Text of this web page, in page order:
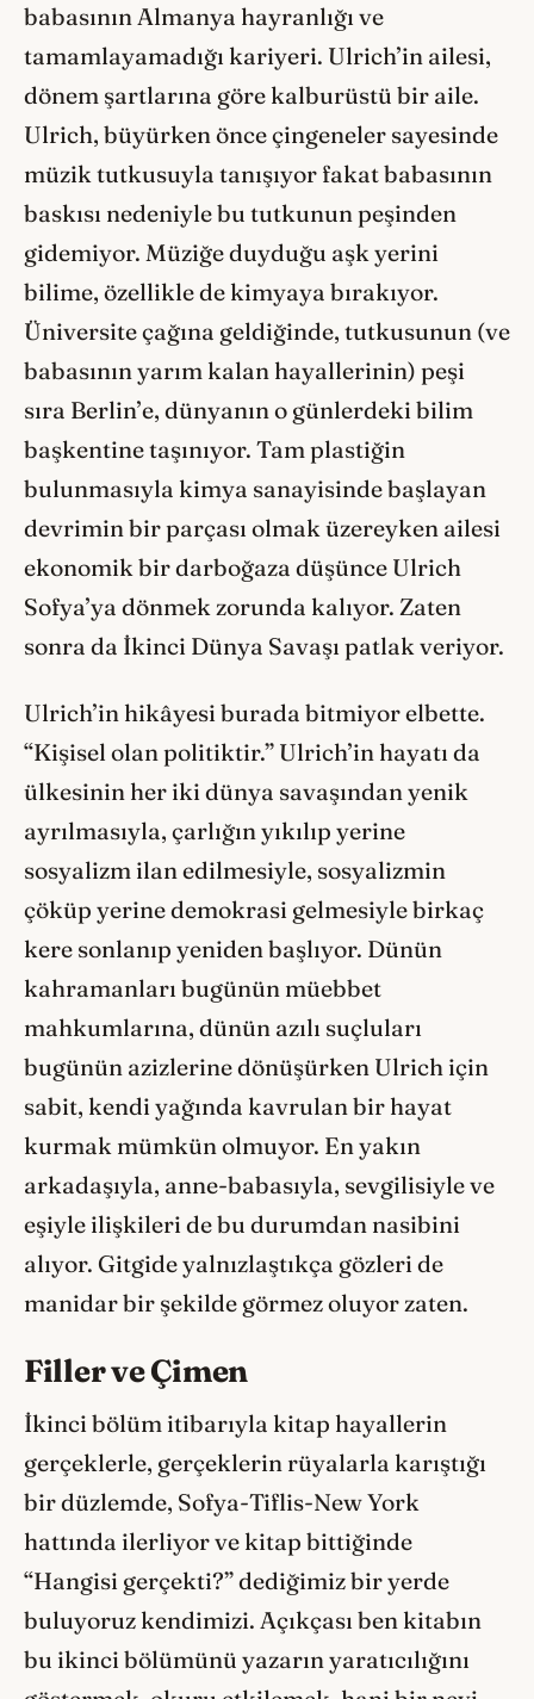
babasının Almanya hayranlığı ve
tamamlayamadığı kariyeri. Ulrich’in ailesi,
dönem şartlarına göre kalburüstü bir aile.
Ulrich, büyürken önce çingeneler sayesinde
müzik tutkusuyla tanışıyor fakat babasının
baskısı nedeniyle bu tutkunun peşinden
gidemiyor. Müziğe duyduğu aşk yerini
bilime, özellikle de kimyaya bırakıyor.
Üniversite çağına geldiğinde, tutkusunun (ve
babasının yarım kalan hayallerinin) peşi
sıra Berlin’e, dünyanın o günlerdeki bilim
başkentine taşınıyor. Tam plastiğin
bulunmasıyla kimya sanayisinde başlayan
devrimin bir parçası olmak üzereyken ailesi
ekonomik bir darboğaza düşünce Ulrich
Sofya’ya dönmek zorunda kalıyor. Zaten
sonra da İkinci Dünya Savaşı patlak veriyor.
Ulrich’in hikâyesi burada bitmiyor elbette.
“Kişisel olan politiktir.” Ulrich’in hayatı da
ülkesinin her iki dünya savaşından yenik
ayrılmasıyla, çarlığın yıkılıp yerine
sosyalizm ilan edilmesiyle, sosyalizmin
çöküp yerine demokrasi gelmesiyle birkaç
kere sonlanıp yeniden başlıyor. Dünün
kahramanları bugünün müebbet
mahkumlarına, dünün azılı suçluları
bugünün azizlerine dönüşürken Ulrich için
sabit, kendi yağında kavrulan bir hayat
kurmak mümkün olmuyor. En yakın
arkadaşıyla, anne-babasıyla, sevgilisiyle ve
eşiyle ilişkileri de bu durumdan nasibini
alıyor. Gitgide yalnızlaştıkça gözleri de
manidar bir şekilde görmez oluyor zaten.
Filler ve Çimen
İkinci bölüm itibarıyla kitap hayallerin
gerçeklerle, gerçeklerin rüyalarla karıştığı
bir düzlemde, Sofya-Tiflis-New York
hattında ilerliyor ve kitap bittiğinde
“Hangisi gerçekti?” dediğimiz bir yerde
buluyoruz kendimizi. Açıkçası ben kitabın
bu ikinci bölümünü yazarın yaratıcılığını